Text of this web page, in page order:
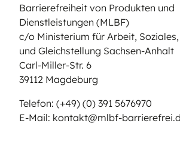
Barrierefreiheit von Produkten und
Dienstleistungen (MLBF)
c/o Ministerium für Arbeit,
und Gleichstellung Sachsen-Anhalt
Carl-Miller-Str. 6
39112 Magdeburg
Telefon: (+49) (0) 391 5676970
E-Mail: kontakt@mlbf-